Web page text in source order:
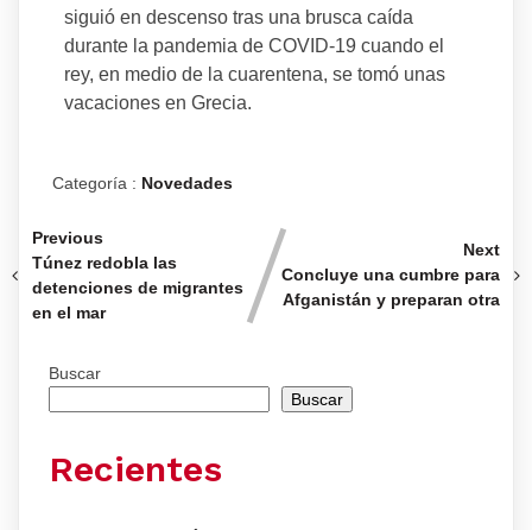
siguió en descenso tras una brusca caída
durante la pandemia de COVID-19 cuando el
rey, en medio de la cuarentena, se tomó unas
vacaciones en Grecia.
Categoría : Novedades
Previous
Túnez redobla las
detenciones de migrantes
en el mar
Next
Concluye una cumbre para
Afganistán y preparan otra
Buscar
Buscar
Recientes